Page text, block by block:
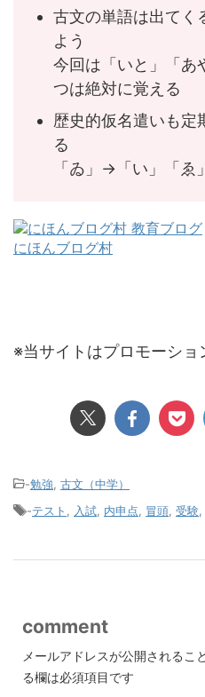
古文の単語は出てく
よう
今回は「いと」「あ
つは絶対に覚える
歴史的仮名遣いも定
る
「ゐ」→「い」「ゑ
にほんブログ村
※当サイトはプロモーショ
-勉強 古文（中学）
-テスト 入試 内申点 冒頭 受験
comment
メールアドレスが公開されるこ
る欄は必須項目です